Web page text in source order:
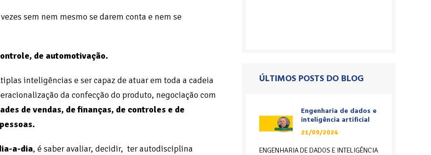
sem nem mesmo se darem conta e nem se
de automotivação.
inteligências e ser capaz de atuar em toda a cadeia
da confecção do produto, negociação com
de vendas, de finanças, de controles e de
a-dia, é saber avaliar, decidir, ter autodisciplina
ÚLTIMOS POSTS DO BLOG
Engenharia de dados e
inteligência artificial
21/09/2024
ENGENHARIA DE DADOS E INTELIGÊNCIA